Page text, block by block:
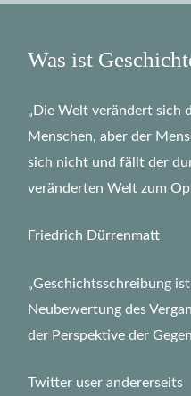
Was ist
„Die Welt verändert sich
Menschen, aber der
sich nicht und fällt der
veränderten Welt zum
Friedrich Dürrenmatt
„Geschichtsschreibung
Neubewertung des
der Perspektive der
Twitter user andererseits